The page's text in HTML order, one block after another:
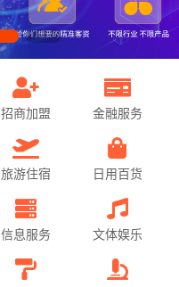
招商加盟 金融服务
旅游住宿 日用百货
信息服务 文体娱乐